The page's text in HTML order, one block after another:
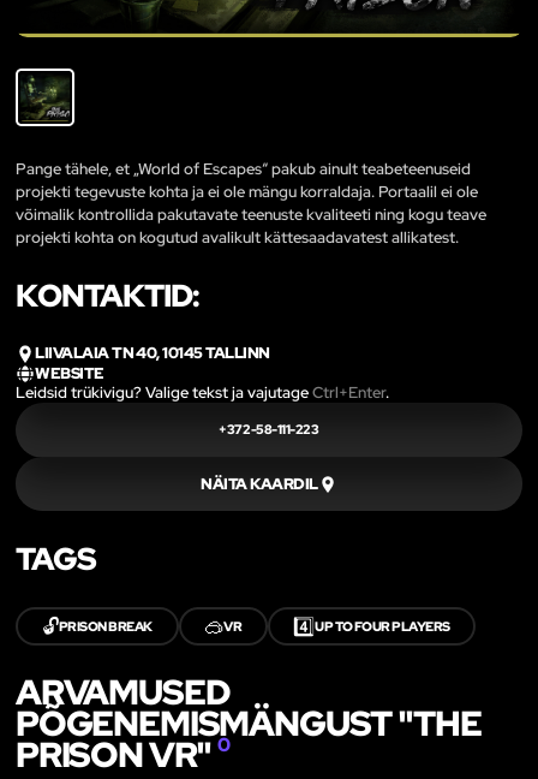
Pange tähele, et „World of Escapes“ pakub ainult teabeteenuseid
projekti tegevuste kohta ja ei ole mängu korraldaja. Portaalil ei ole
võimalik kontrollida pakutavate teenuste kvaliteeti ning kogu teave
projekti kohta on kogutud avalikult kättesaadavatest allikatest.
KONTAKTID:
LIIVALAIA TN 40, 10145 TALLINN
WEBSITE
Leidsid trükivigu? Valige tekst ja vajutageCtrl+Enter.
+372-58-111-223
NÄITA KAARDIL
TAGS
🔓PRISON BREAK 🥽VR 4️⃣UP TO FOUR PLAYERS
ARVAMUSED
PÕGENEMISMÄNGUST "THE
PRISON VR"0